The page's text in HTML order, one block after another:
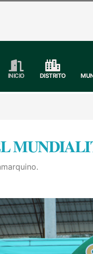
INICIO DISTRITO